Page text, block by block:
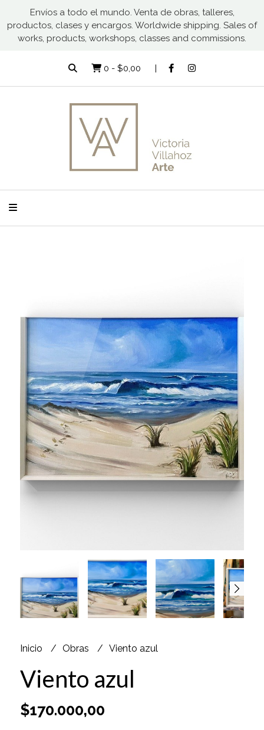
Envíos a todo el mundo. Venta de obras, talleres,
productos, clases y encargos. Worldwide shipping. Sales of
works, products, workshops, classes and commissions.
0 - $0,00
Inicio Obras Viento azul
Viento azul
$170.000,00